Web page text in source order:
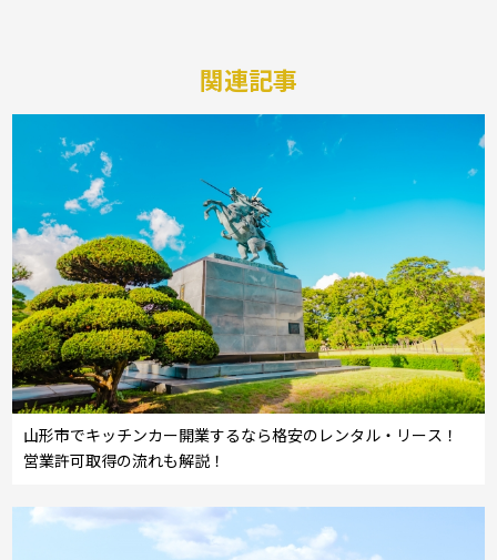
関連記事
山形市でキッチンカー開業するなら格安のレンタル・リース！
営業許可取得の流れも解説！